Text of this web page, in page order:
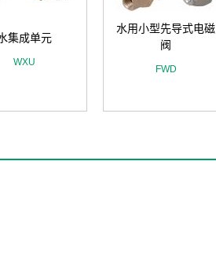
集成单元
WXU
水用小型先导式电磁
阀
FWD